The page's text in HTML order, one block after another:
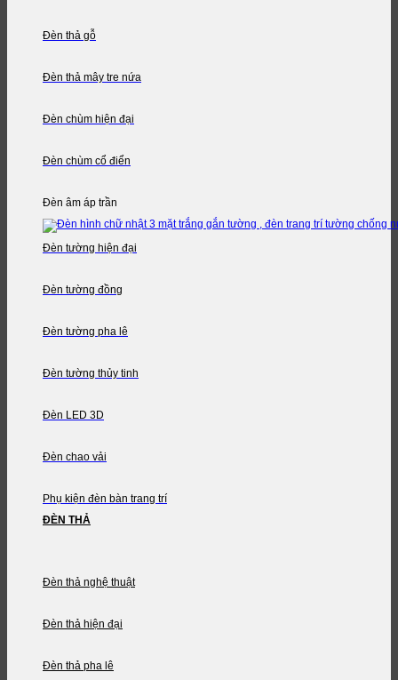
Đèn thả gỗ
Đèn thả mây tre nứa
Đèn chùm hiện đại
Đèn chùm cổ điển
Đèn âm áp trần
Đèn tường hiện đại
Đèn tường đồng
Đèn tường pha lê
Đèn tường thủy tinh
Đèn LED 3D
Đèn chao vải
Phụ kiện đèn bàn trang trí
ĐÈN THẢ
Đèn thả nghệ thuật
Đèn thả hiện đại
Đèn thả pha lê